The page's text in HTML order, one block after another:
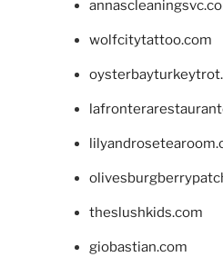
wolfcitytattoo.com
theslushkids.com
giobastian.com